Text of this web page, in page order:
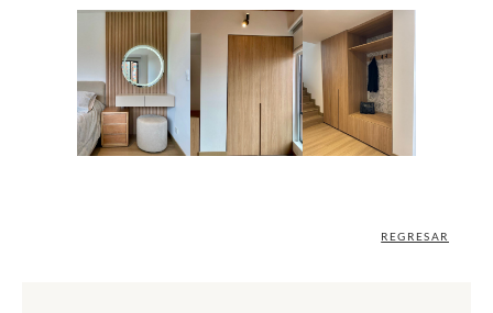
REGRESAR